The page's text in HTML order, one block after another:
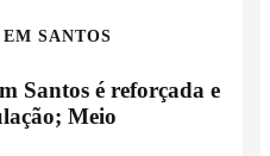
SANTOS
Santos é reforçada e
Meio